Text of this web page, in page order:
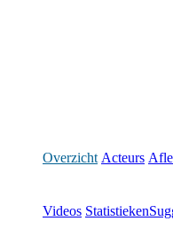
Overzicht Acteurs
Videos Statistieken